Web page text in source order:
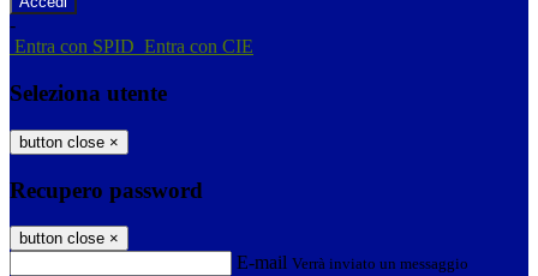
-
Entra con SPID Entra con CIE
Seleziona utente
button close ×
Recupero password
button close ×
E-mail Verrà inviato un messaggio